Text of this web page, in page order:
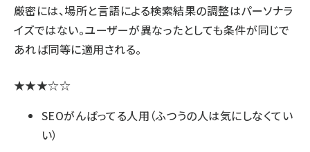
厳密には、場所と言語による検索結果の調整はパーソナラ
イズではない。ユーザーが異なったとしても条件が同じで
あれば同等に適用される。
★★★☆☆
SEOがんばってる人用（ふつうの人は気にしなくてい
い）